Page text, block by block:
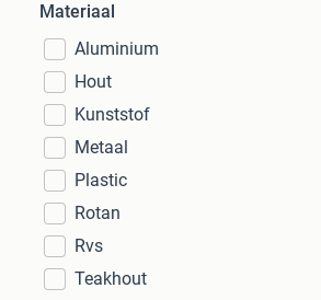
Materiaal
Aluminium
Hout
Kunststof
Metaal
Plastic
Rotan
Rvs
Teakhout